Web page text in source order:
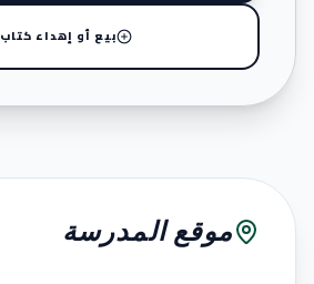
بيع أو إهداء كتاب
موقع المدرسة